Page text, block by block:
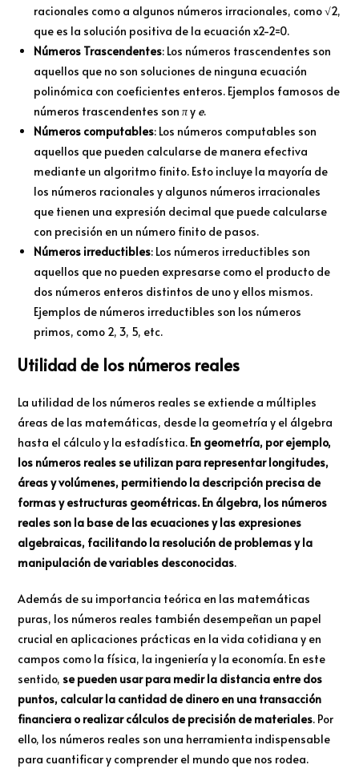
racionales como a algunos números irracionales, como √2​,
que es la solución positiva de la ecuación x2−2=0.
Números Trascendentes: Los números trascendentes son
aquellos que no son soluciones de ninguna ecuación
polinómica con coeficientes enteros. Ejemplos famosos de
números trascendentes sonπy e.
Números computables: Los números computables son
aquellos que pueden calcularse de manera efectiva
mediante un algoritmo finito. Esto incluye la mayoría de
los números racionales y algunos números irracionales
que tienen una expresión decimal que puede calcularse
con precisión en un número finito de pasos.
Números irreductibles: Los números irreductibles son
aquellos que no pueden expresarse como el producto de
dos números enteros distintos de uno y ellos mismos.
Ejemplos de números irreductibles son los números
primos, como 2, 3, 5, etc.
Utilidad de los números reales
La utilidad de los números reales se extiende a múltiples
áreas de las matemáticas, desde la geometría y el álgebra
hasta el cálculo y la estadística. En geometría, por ejemplo,
los números reales se utilizan para representar longitudes,
áreas y volúmenes, permitiendo la descripción precisa de
formas y estructuras geométricas. En álgebra, los números
reales son la base de las ecuaciones y las expresiones
algebraicas, facilitando la resolución de problemas y la
manipulación de variables desconocidas.
Además de su importancia teórica en las matemáticas
puras, los números reales también desempeñan un papel
crucial en aplicaciones prácticas en la vida cotidiana y en
campos como la física, la ingeniería y la economía. En este
sentido, se pueden usar para medir la distancia entre dos
puntos, calcular la cantidad de dinero en una transacción
financiera o realizar cálculos de precisión de materiales. Por
ello, los números reales son una herramienta indispensable
para cuantificar y comprender el mundo que nos rodea.